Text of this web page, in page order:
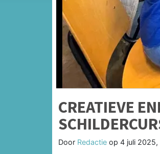
CREATIEVE
Door Redactie op 4 juli 2025,